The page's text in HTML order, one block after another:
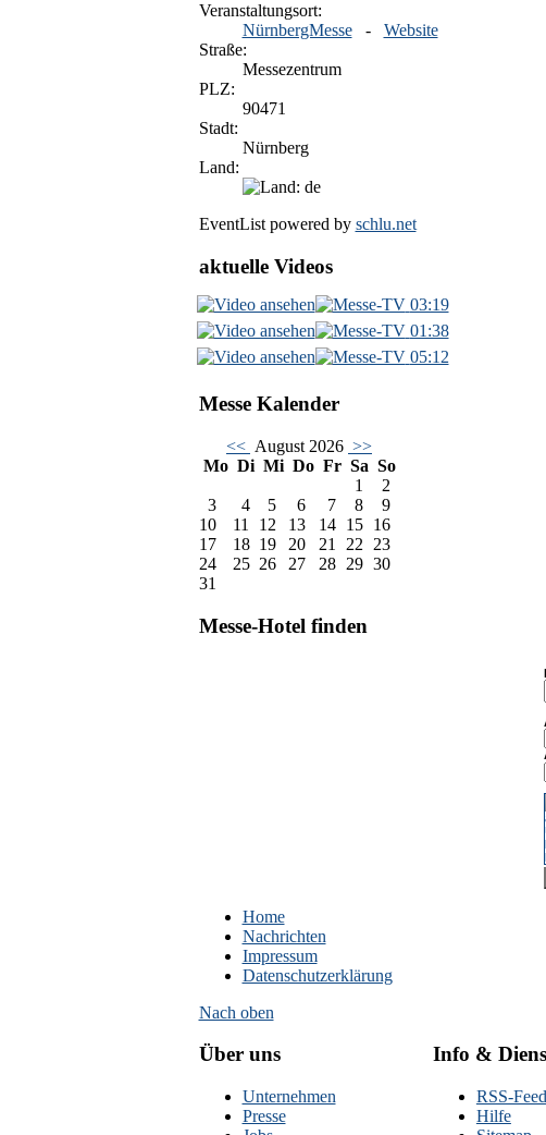
Veranstaltungsort:
NürnbergMesse- Website
Straße:
Messezentrum
PLZ:
90471
Stadt:
Nürnberg
Land:
EventList powered by schlu.net
aktuelle Videos
03:19
01:38
05:12
Messe Kalender
<< August 2026 >>
Mo Di Mi Do Fr Sa So
1
2
3
4 5 6 7 8
9
10
11 12 13 14 15
16
17
18 19 20 21 22
23
24
25 26 27 28 29 30
31
Messe-Hotel finden
Home
Nachrichten
Impressum
Datenschutzerklärung
Nach oben
Über uns
Unternehmen
Presse
Info &
RSS-
Hilfe